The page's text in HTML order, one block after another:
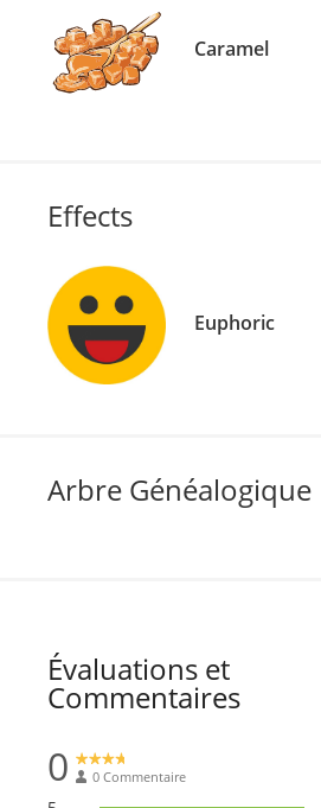
Caramel
Effects
Euphoric
Arbre Généalogique
Évaluations et
Commentaires
0 0 Commentaire